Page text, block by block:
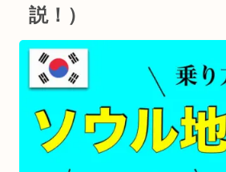
説！）